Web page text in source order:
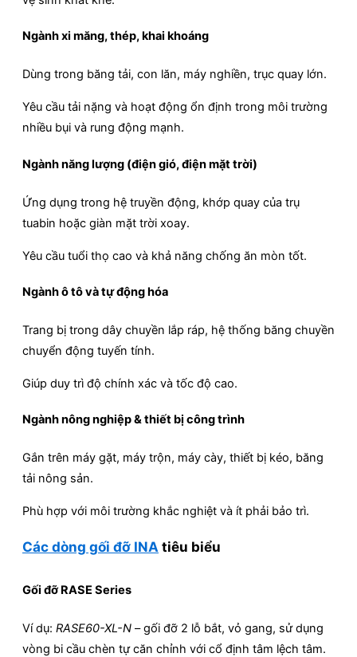
Ngành xi măng, thép, khai khoáng
Dùng trong băng tải, con lăn, máy nghiền, trục quay lớn.
Yêu cầu tải nặng và hoạt động ổn định trong môi trường
nhiều bụi và rung động mạnh.
Ngành năng lượng (điện gió, điện mặt trời)
Ứng dụng trong hệ truyền động, khớp quay của trụ
tuabin hoặc giàn mặt trời xoay.
Yêu cầu tuổi thọ cao và khả năng chống ăn mòn tốt.
Ngành ô tô và tự động hóa
Trang bị trong dây chuyền lắp ráp, hệ thống băng chuyền
chuyển động tuyến tính.
Giúp duy trì độ chính xác và tốc độ cao.
Ngành nông nghiệp & thiết bị công trình
Gắn trên máy gặt, máy trộn, máy cày, thiết bị kéo, băng
tải nông sản.
Phù hợp với môi trường khắc nghiệt và ít phải bảo trì.
Các dòng gối đỡ INA tiêu biểu
Gối đỡ RASE Series
Ví dụ: RASE60-XL-N – gối đỡ 2 lỗ bắt, vỏ gang, sử dụng
vòng bi cầu chèn tự căn chỉnh với cổ định tâm lệch tâm.